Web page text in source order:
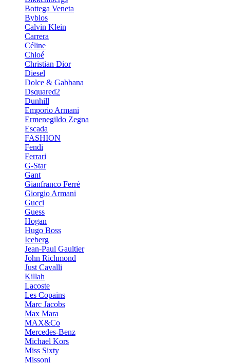
Bottega Veneta
Byblos
Calvin Klein
Carrera
Céline
Chloé
Christian Dior
Diesel
Dolce & Gabbana
Dsquared2
Dunhill
Emporio Armani
Ermenegildo Zegna
Escada
FASHION
Fendi
Ferrari
G-Star
Gant
Gianfranco Ferré
Giorgio Armani
Gucci
Guess
Hogan
Hugo Boss
Iceberg
Jean-Paul Gaultier
John Richmond
Just Cavalli
Killah
Lacoste
Les Copains
Marc Jacobs
Max Mara
MAX&Co
Mercedes-Benz
Michael Kors
Miss Sixty
Missoni